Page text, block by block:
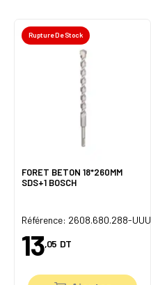
Rupture De Stock
FORET BETON 18*260MM
SDS+1 BOSCH
Référence: 2608.680.288-UUU
13,05 DT